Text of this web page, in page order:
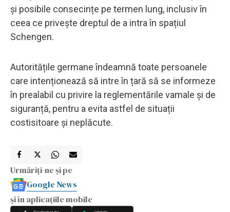
și posibile consecințe pe termen lung, inclusiv în
ceea ce privește dreptul de a intra în spațiul
Schengen.
Autoritățile germane îndeamnă toate persoanele
care intenționează să intre în țară să se informeze
în prealabil cu privire la reglementările vamale și de
siguranță, pentru a evita astfel de situații
costisitoare și neplăcute.
Urmăriți-ne și pe
Google News
și în aplicațiile mobile